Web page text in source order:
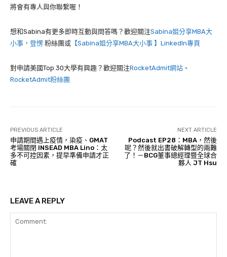
將會有專人與你聯繫喔！
想和Sabina有更多即時互動與問答嗎？歡迎關注Sabina姐分享MBA大
小事，登愣 粉絲團或 【Sabina姐分享MBA大小事 】LinkedIn專頁
對申請美國Top 30大學有興趣？歡迎關注RocketAdmit網站 、
RocketAdmit粉絲團
PREVIOUS ARTICLE
申請期間遇上疫情，染疫、GMAT
考場關閉 INSEAD MBA Lino：太
多不可控因素，提早準備申請才正
確
NEXT ARTICLE
Podcast EP28：MBA，然後
呢？然後就出書破解轉型的兩難
了！－BCG董事總經理暨全球合
夥人 JT Hsu
LEAVE A REPLY